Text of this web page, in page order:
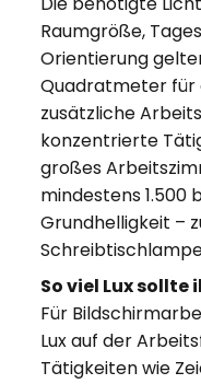
Raumgröße,
Orientierung
Quadratmeter für
zusätzliche
konzentrierte
großes
mindestens 1.500
Grundhelligkeit –
So viel Lux
Für
Lux auf der
Tätigkeiten wie